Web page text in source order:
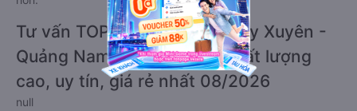
Tư vấn TOP 3 xe khách đi Duy Xuyên -
Quảng Nam từ Lâm Đồng chất lượng
cao, uy tín, giá rẻ nhất 08/2026
null